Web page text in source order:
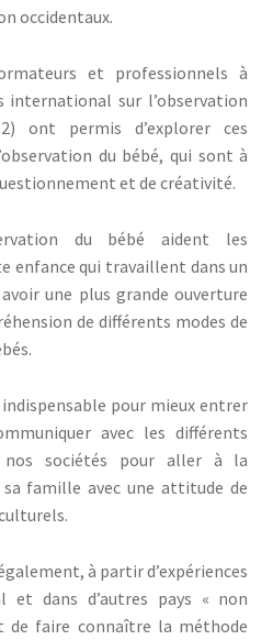
occidentaux.
et professionnels à
international sur l’observation
ont permis d’explorer ces
du bébé, qui sont à
et de créativité.
du bébé aident les
enfance qui travaillent dans un
une plus grande ouverture
de différents modes de
pour mieux entrer
avec les différents
nos sociétés pour aller à la
famille avec une attitude de
à partir d’expériences
et dans d’autres pays « non
de faire connaître la méthode